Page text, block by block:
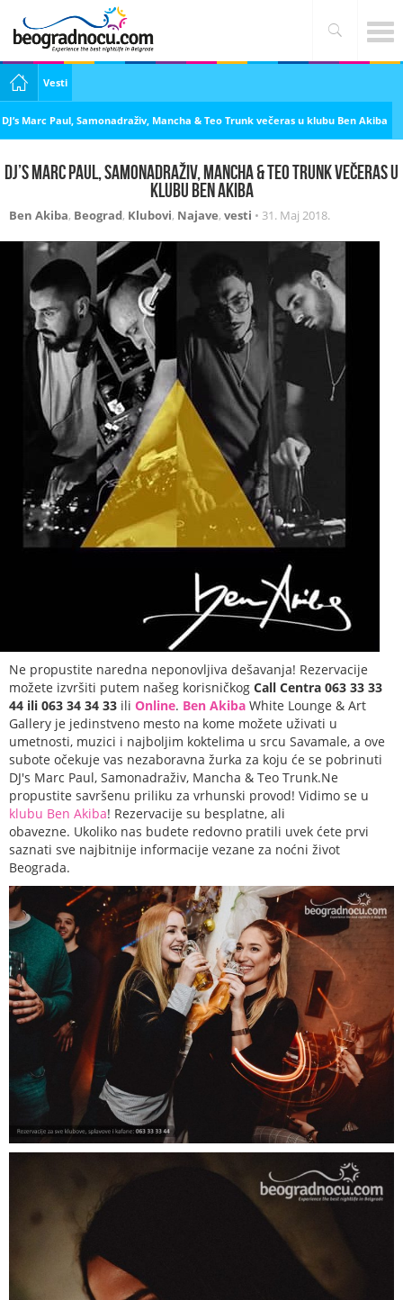
Vesti
DJ’s Marc Paul, Samonadraživ, Mancha & Teo Trunk večeras u klubu Ben Akiba
DJ’s Marc Paul, Samonadraživ, Mancha & Teo Trunk večeras u
klubu Ben Akiba
Ben Akiba, Beograd, Klubovi, Najave, vesti • 31. Maj 2018.
Ne propustite naredna neponovljiva dešavanja! Rezervacije
možete izvršiti putem našeg korisničkog Call Centra 063 33 33
44 ili 063 34 34 33 ili Online. Ben Akiba White Lounge & Art
Gallery je jedinstveno mesto na kome možete uživati u
umetnosti, muzici i najboljim koktelima u srcu Savamale, a ove
subote očekuje vas nezaboravna žurka za koju će se pobrinuti
DJ's Marc Paul, Samonadraživ, Mancha & Teo Trunk.Ne
propustite savršenu priliku za vrhunski provod! Vidimo se u
klubu Ben Akiba! Rezervacije su besplatne, ali
obavezne. Ukoliko nas budete redovno pratili uvek ćete prvi
saznati sve najbitnije informacije vezane za noćni život
Beograda.